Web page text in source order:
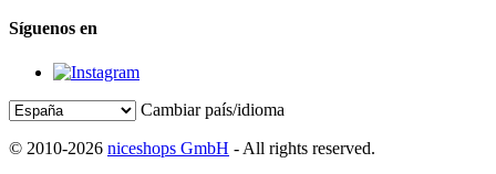
Síguenos en
Cambiar país/idioma
© 2010-2026 niceshops GmbH - All rights reserved.